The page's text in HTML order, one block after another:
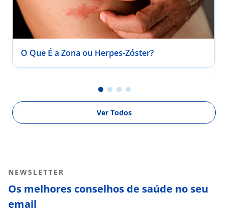
O Que É a Zona ou Herpes-Zóster?
Ver Todos
NEWSLETTER
Os melhores conselhos de saúde no seu
email